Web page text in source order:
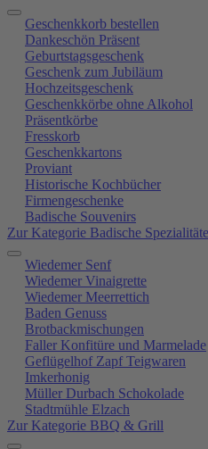
Geschenkkorb bestellen
Dankeschön Präsent
Geburtstagsgeschenk
Geschenk zum Jubiläum
Hochzeitsgeschenk
Geschenkkörbe ohne Alkohol
Präsentkörbe
Fresskorb
Geschenkkartons
Proviant
Historische Kochbücher
Firmengeschenke
Badische Souvenirs
Zur Kategorie Badische
Wiedemer Senf
Wiedemer Vinaigrette
Wiedemer Meerrettich
Baden Genuss
Brotbackmischungen
Faller Konfitüre und Marmelade
Geflügelhof Zapf Teigwaren
Imkerhonig
Müller Durbach Schokolade
Stadtmühle Elzach
Zur Kategorie BBQ & Grill